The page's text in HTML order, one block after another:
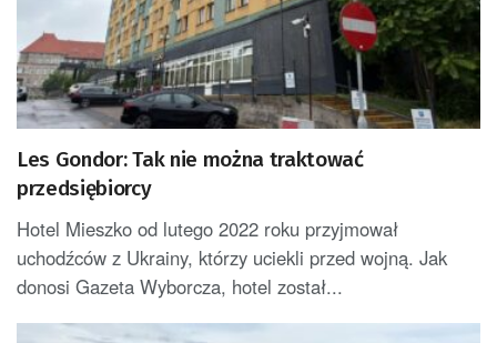
Les Gondor: Tak nie można traktować
przedsiębiorcy
Hotel Mieszko od lutego 2022 roku przyjmował
uchodźców z Ukrainy, którzy uciekli przed wojną. Jak
donosi Gazeta Wyborcza, hotel został...